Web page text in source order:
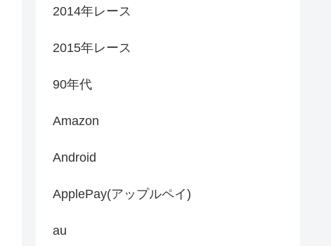
2014年レース
2015年レース
90年代
Amazon
Android
ApplePay(アップルペイ)
au